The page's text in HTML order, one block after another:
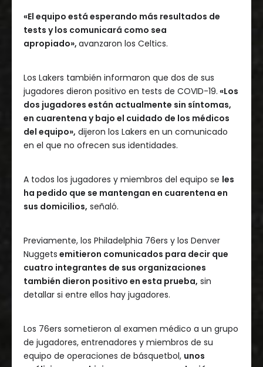
«El equipo está esperando más resultados de
tests y los comunicará como sea
apropiado», avanzaron los Celtics.
Los Lakers también informaron que dos de sus
jugadores dieron positivo en tests de COVID-19. «Los
dos jugadores están actualmente sin síntomas,
en cuarentena y bajo el cuidado de los médicos
del equipo», dijeron los Lakers en un comunicado
en el que no ofrecen sus identidades.
A todos los jugadores y miembros del equipo se les
ha pedido que se mantengan en cuarentena en
sus domicilios, señaló.
Previamente, los Philadelphia 76ers y los Denver
Nuggets emitieron comunicados para decir que
cuatro integrantes de sus organizaciones
también dieron positivo en esta prueba, sin
detallar si entre ellos hay jugadores.
Los 76ers sometieron al examen médico a un grupo
de jugadores, entrenadores y miembros de su
equipo de operaciones de básquetbol, unos